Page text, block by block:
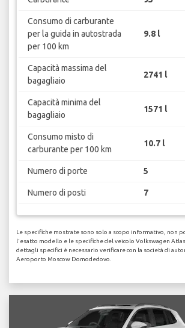
Consumo di carburante
per la guida in autostrada
per 100 km
9.8 l
Capacità massima del
bagagliaio
2741 l
Capacità minima del
bagagliaio
1571 l
Consumo misto di
carburante per 100 km
10.7 l
Numero di porte 5
Numero di posti 7
Le specifiche mostrate sono solo a scopo informativo, non
l'esatto modello e le specifiche del veicolo Volkswagen
dettagli specifici è necessario verificare con la società di
Aeroporto Moscow Domodedovo.